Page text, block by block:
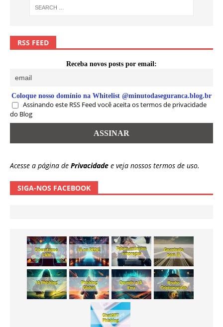
RSS FEED
Receba novos posts por email:
Coloque nosso domínio na Whitelist @minutodaseguranca.blog.br
Assinando este RSS Feed você aceita os termos de privacidade
do Blog
Acesse a página de Privacidade e veja nossos termos de uso.
SIGA-NOS FACEBOOK